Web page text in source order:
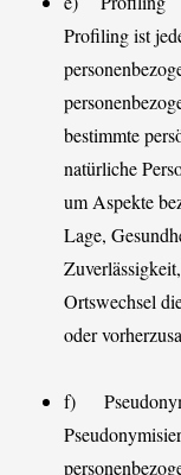
Profiling ist
bestimmte
natürliche
um Aspekte
Lage,
Ortswechsel
oder
f)